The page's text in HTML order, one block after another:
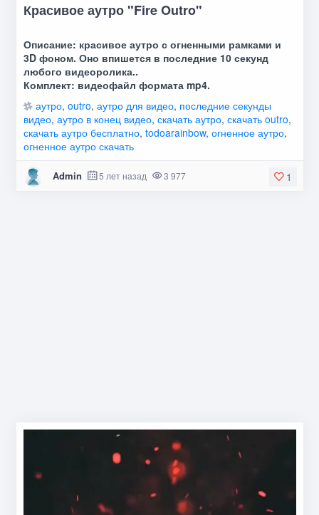
Красивое аутро "Fire Outro"
Описание: красивое аутро с огненными рамками и
3D фоном. Оно впишется в последние 10 секунд
любого видеоролика..
Комплект: видеофайл формата mp4.
аутро, outro, аутро для видео, последние секунды
видео, аутро в конец видео, скачать аутро, скачать outro,
скачать аутро бесплатно, todoarainbow, огненное аутро,
огненное аутро скачать
1
Admin 5 лет назад 3 977